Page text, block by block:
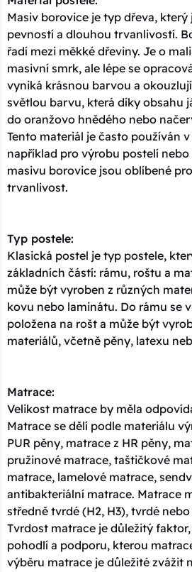
Masiv borovice je typ dřeva,
pevností a dlouhou trvanlivostí.
řadí mezi měkké dřeviny. Je o
masivní smrk, ale lépe se
vyniká krásnou barvou a
světlou barvu, která díky obsahu
do oranžovo hnědého nebo
Tento materiál je často používán
například pro výrobu postelí
masivu borovice jsou oblíbené
trvanlivost.
Typ postele:
Klasická postel je typ postele,
základních částí: rámu, roštu a
může být vyroben z různých
kovu nebo laminátu. Do rámu se
položena na rošt a může být
materiálů, včetně pěny, latexu
Matrace:
Velikost matrace by měla
Matrace se dělí podle materiálu
PUR pěny, matrace z HR pěny,
pružinové matrace, taštičkové
matrace, lamelové matrace,
antibakteriální matrace. Matrace
středně tvrdé (H2, H3), tvrdé
Tvrdost matrace je důležitý
pohodlí a podporu, kterou
výběru matrace je důležité zvážit